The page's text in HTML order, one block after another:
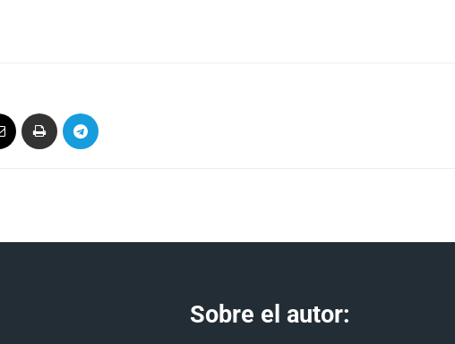
Sobre el autor: